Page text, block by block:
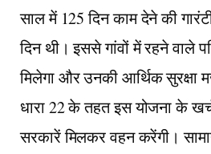
साल में 125 दिन काम देने की
दिन थी। इससे गांवों में रहने वाले
मिलेगा और उनकी आर्थिक सुरक्षा
धारा 22 के तहत इस योजना के
सरकारें मिलकर वहन करेंगी।